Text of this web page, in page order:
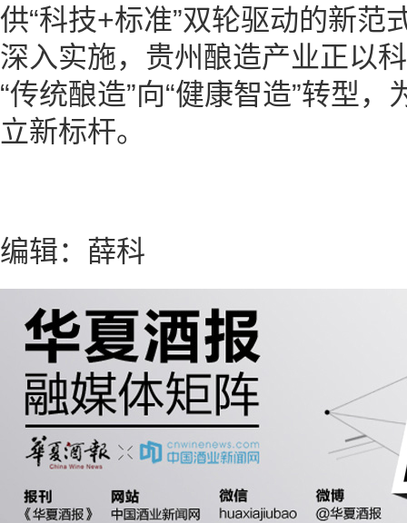
供“科技+标准”双轮驱动的新范
深入实施，贵州酿造产业正以
“传统酿造”向“健康智造”转型
立新标杆。
编辑：薛科